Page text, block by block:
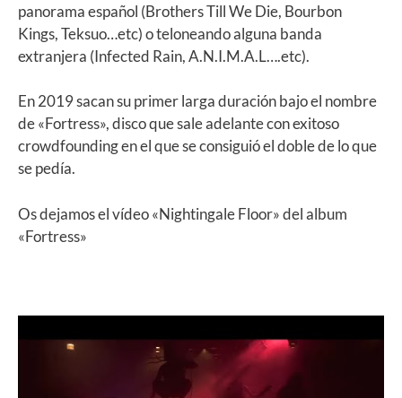
panorama español (Brothers Till We Die, Bourbon
Kings, Teksuo…etc) o teloneando alguna banda
extranjera (Infected Rain, A.N.I.M.A.L….etc).
En 2019 sacan su primer larga duración bajo el nombre
de «Fortress», disco que sale adelante con exitoso
crowdfounding en el que se consiguió el doble de lo que
se pedía.
Os dejamos el vídeo «Nightingale Floor» del album
«Fortress»